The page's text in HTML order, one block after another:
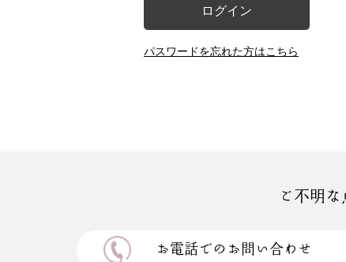
ログイン
パスワードを忘れた方はこちら
ご不明
お電話でのお問い合わせ